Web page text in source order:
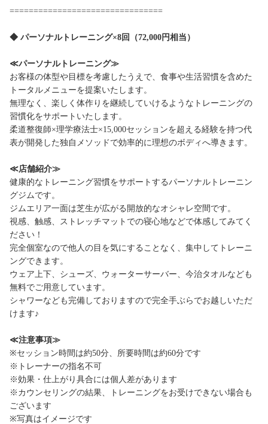
================================
◆ パーソナルトレーニング×8回（72,000円相当）
≪パーソナルトレーニング≫
お客様の体型や目標を考慮したうえで、食事や生活習慣を含めた
トータルメニューを提案いたします。
無理なく、楽しく体作りを継続していけるようなトレーニングの
習慣化をサポートいたします。
柔道整復師×理学療法士×15,000セッションを超える経験を持つ代
表が開発した独自メソッドで効率的に理想のボディへ導きます。
≪店舗紹介≫
健康的なトレーニング習慣をサポートするパーソナルトレーニン
グジムです。
ジムエリア一面は芝生が広がる開放的なオシャレ空間です。
視感、触感、ストレッチマットでの寝心地などで体感してみてく
ださい！
完全個室なので他人の目を気にすることなく、集中してトレーニ
ングできます。
ウェア上下、シューズ、ウォーターサーバー、今治タオルなども
無料でご用意しています。
シャワーなども完備しておりますので完全手ぶらでお越しいただ
けます♪
≪注意事項≫
※セッション時間は約50分、所要時間は約60分です
※トレーナーの指名不可
※効果・仕上がり具合には個人差があります
※カウンセリングの結果、トレーニングをお受けできない場合も
ございます
※写真はイメージです